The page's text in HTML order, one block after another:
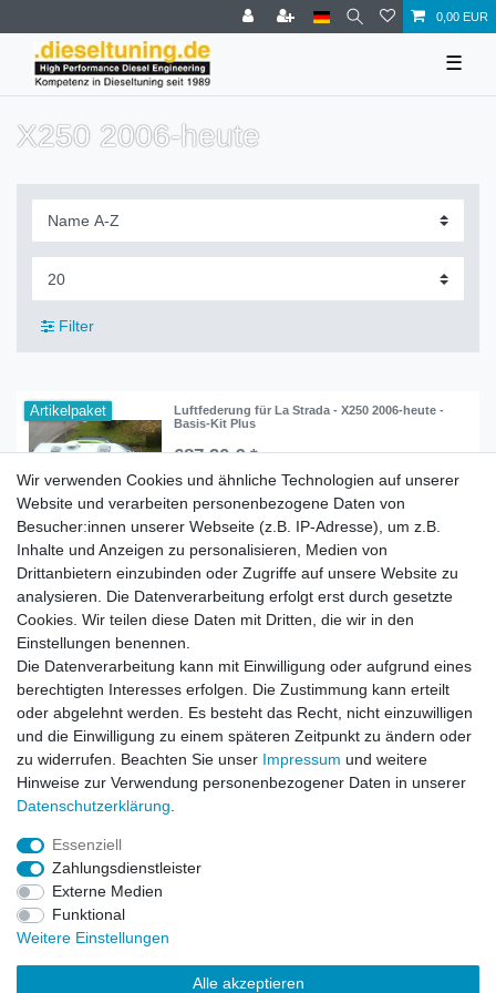
0,00 EUR
☰
X250 2006-heute
Filter
Artikelpaket
Luftfederung für La Strada - X250 2006-heute -
Basis-Kit Plus
687,90 € *
In den Warenkorb
Zahlung und Versand
Impressum Daten­schutz­erklärung AGB
Barrierefreiheitserklärung Widerrufs­recht
Vertrag widerrufen
© Copyright 2026 | Alle Rechte vorbehalten.
Wir verwenden Cookies und ähnliche Technologien auf unserer
Website und verarbeiten personenbezogene Daten von
Besucher:innen unserer Webseite (z.B. IP-Adresse), um z.B.
Inhalte und Anzeigen zu personalisieren, Medien von
Drittanbietern einzubinden oder Zugriffe auf unsere Website zu
analysieren. Die Datenverarbeitung erfolgt erst durch gesetzte
Cookies. Wir teilen diese Daten mit Dritten, die wir in den
Einstellungen benennen.
Die Datenverarbeitung kann mit Einwilligung oder aufgrund eines
berechtigten Interesses erfolgen. Die Zustimmung kann erteilt
oder abgelehnt werden. Es besteht das Recht, nicht einzuwilligen
und die Einwilligung zu einem späteren Zeitpunkt zu ändern oder
zu widerrufen. Beachten Sie unser Impressum und weitere
Hinweise zur Verwendung personenbezogener Daten in unserer
Daten­schutz­erklärung
Essenziell
Zahlungsdienstleister
Externe Medien
Funktional
Weitere Einstellungen
Alle akzeptieren